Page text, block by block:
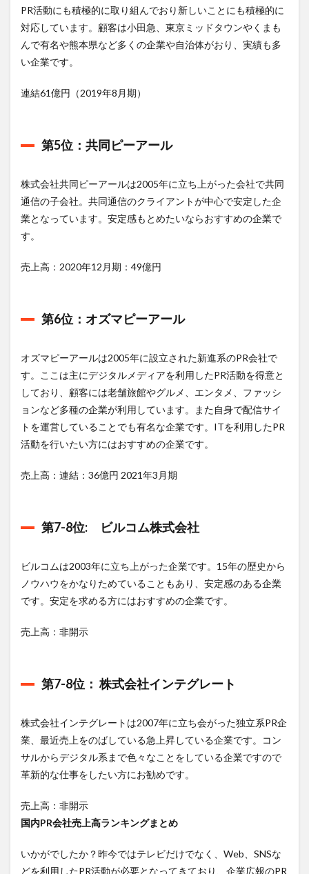
PR活動にも積極的に取り組んでおり新しいことにも積極的に
対応しています。顧客は小田急、東京ミッドタウンやくまも
んで有名や熊本県など多くの企業や自治体がおり、実績も多
い企業です。
連結61億円（2019年8月期）
第5位：共同ピーアール
株式会社共同ピーアールは2005年に立ち上がった会社で共同
通信の子会社。共同通信のクライアントが中心で安定した企
業となっています。安定感もとめたいならおすすめの企業で
す。
売上高：2020年12月期：49億円
第6位：オズマピーアール
オズマピーアールは2005年に設立された新進系のPR会社で
す。ここは主にデジタルメディアを利用したPR活動を得意と
しており、顧客には老舗旅館やグルメ、エンタメ、ファッシ
ョンなど多種の企業が利用しています。また自身で配信サイ
トを運営していることでも有名な企業です。ITを利用したPR
活動を行いたい方にはおすすめの企業です。
売上高：連結：36億円 2021年3月期
第7-8位: ビルコム株式会社
ビルコムは2003年に立ち上がった企業です。15年の歴史から
ノウハウをかなりためていることもあり、安定感のある企業
です。安定を求める方にはおすすめの企業です。
売上高：非開示
第7-8位： 株式会社インテグレート
株式会社インテグレートは2007年に立ち会がった独立系PR企
業、最近売上をのばしている急上昇している企業です。コン
サルからデジタル系まで色々なことをしている企業ですので
革新的な仕事をしたい方にお勧めです。
売上高：非開示
国内PR会社売上高ランキングまとめ
いかがでしたか？昨今ではテレビだけでなく、Web、SNSな
どを利用したPR活動が必要となってきており、企業広報のPR